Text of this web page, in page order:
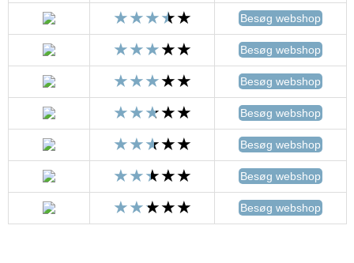
Besøg webshop
Besøg webshop
Besøg webshop
Besøg webshop
Besøg webshop
Besøg webshop
Besøg webshop